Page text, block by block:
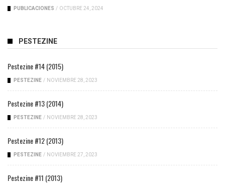
PUBLICACIONES / OCTUBRE 24, 2024
PESTEZINE
Pestezine #14 (2015)
PESTEZINE / NOVIEMBRE 28, 2023
Pestezine #13 (2014)
PESTEZINE / NOVIEMBRE 28, 2023
Pestezine #12 (2013)
PESTEZINE / NOVIEMBRE 27, 2023
Pestezine #11 (2013)